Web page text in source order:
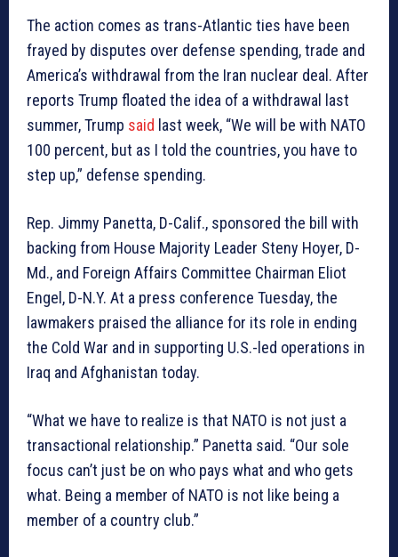
The action comes as trans-Atlantic ties have been
frayed by disputes over defense spending, trade and
America’s withdrawal from the Iran nuclear deal. After
reports Trump floated the idea of a withdrawal last
summer, Trump said last week, “We will be with NATO
100 percent, but as I told the countries, you have to
step up,” defense spending.
Rep. Jimmy Panetta, D-Calif., sponsored the bill with
backing from House Majority Leader Steny Hoyer, D-
Md., and Foreign Affairs Committee Chairman Eliot
Engel, D-N.Y. At a press conference Tuesday, the
lawmakers praised the alliance for its role in ending
the Cold War and in supporting U.S.-led operations in
Iraq and Afghanistan today.
“What we have to realize is that NATO is not just a
transactional relationship.” Panetta said. “Our sole
focus can’t just be on who pays what and who gets
what. Being a member of NATO is not like being a
member of a country club.”